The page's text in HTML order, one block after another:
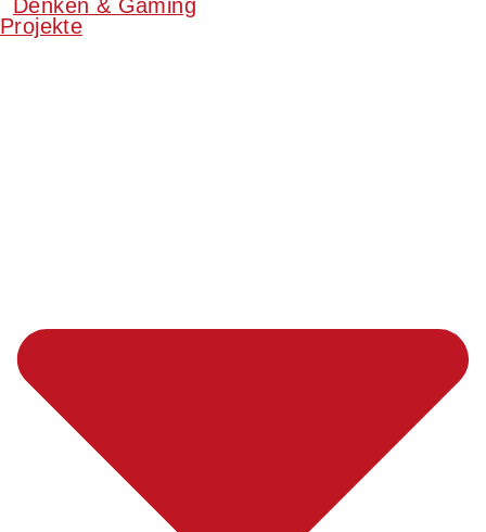
Denken & Gaming
Projekte